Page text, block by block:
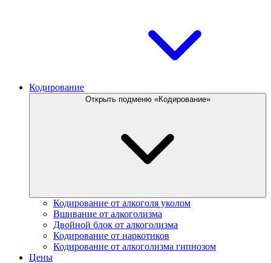
Кодирование
Открыть подменю «Кодирование»
Кодирование от алкоголя уколом
Вшивание от алкоголизма
Двойной блок от алкоголизма
Кодирование от наркотиков
Кодирование от алкоголизма гипнозом
Цены